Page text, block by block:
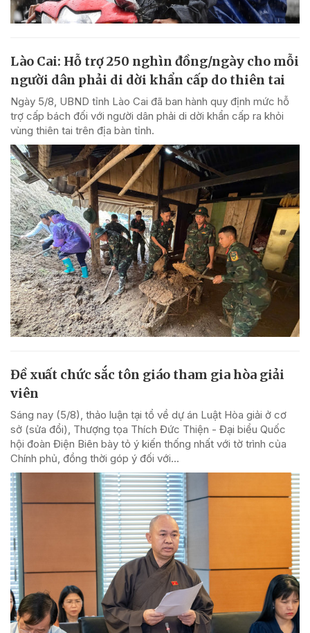
Lào Cai: Hỗ trợ 250 nghìn đồng/ngày cho mỗi
người dân phải di dời khẩn cấp do thiên tai
Ngày 5/8, UBND tỉnh Lào Cai đã ban hành quy định mức hỗ
trợ cấp bách đối với người dân phải di dời khẩn cấp ra khỏi
vùng thiên tai trên địa bàn tỉnh.
Đề xuất chức sắc tôn giáo tham gia hòa giải
viên
Sáng nay (5/8), thảo luận tại tổ về dự án Luật Hòa giải ở cơ
sở (sửa đổi), Thượng tọa Thích Đức Thiện - Đại biểu Quốc
hội đoàn Điện Biên bày tỏ ý kiến thống nhất với tờ trình của
Chính phủ, đồng thời góp ý đối với...